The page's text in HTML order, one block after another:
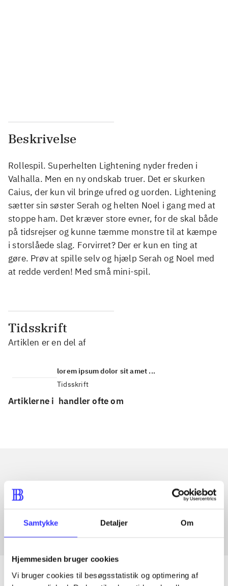
Samtykke Detaljer Om
Hjemmesiden bruger cookies
Vi bruger cookies til besøgsstatistik og optimering af
Beskrivelse
Rollespil. Superhelten Lightening nyder freden i
Valhalla. Men en ny ondskab truer. Det er skurken
Caius, der kun vil bringe ufred og uorden. Lightening
sætter sin søster Serah og helten Noel i gang med at
stoppe ham. Det kræver store evner, for de skal både
på tidsrejser og kunne tæmme monstre til at kæmpe
i storslåede slag. Forvirret? Der er kun en ting at
gøre. Prøv at spille selv og hjælp Serah og Noel med
at redde verden! Med små mini-spil.
Tidsskrift
Artiklen er en del af
lorem ipsum dolor sit amet ...
Tidsskrift
Artiklerne i handler ofte om
Artikler med samme emner
Fra